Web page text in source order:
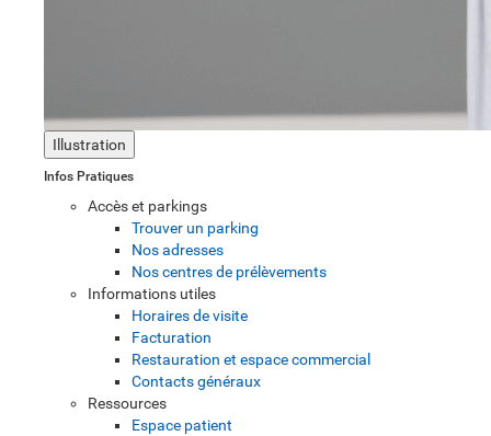
Illustration
Infos Pratiques
Accès et parkings
Trouver un parking
Nos adresses
Nos centres de prélèvements
Informations utiles
Horaires de visite
Facturation
Restauration et espace commercial
Contacts généraux
Ressources
Espace patient